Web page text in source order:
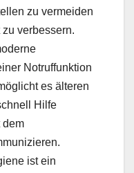
zu vermeiden
verbessern.
Notruffunktion
es älteren
Hilfe
dem
ist ein